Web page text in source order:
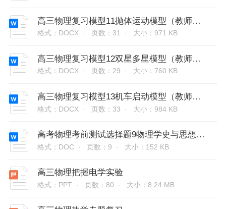
高三物理复习模型11抛体运动模型（教师版含解析）
格式：DOCX · 页数：31 · 大小：971 KB
高三物理复习模型12双星多星模型（教师版含解析）
格式：DOCX · 页数：29 · 大小：760 KB
高三物理复习模型13机车启动模型（教师版含解析）
格式：DOCX · 页数：33 · 大小：984 KB
高考物理考前测试选择题9物理学史与思想方法
格式：DOC · 页数：9 · 大小：152 KB
高三物理把握电学实验
格式：PPT · 页数：80 · 大小：8.24 MB